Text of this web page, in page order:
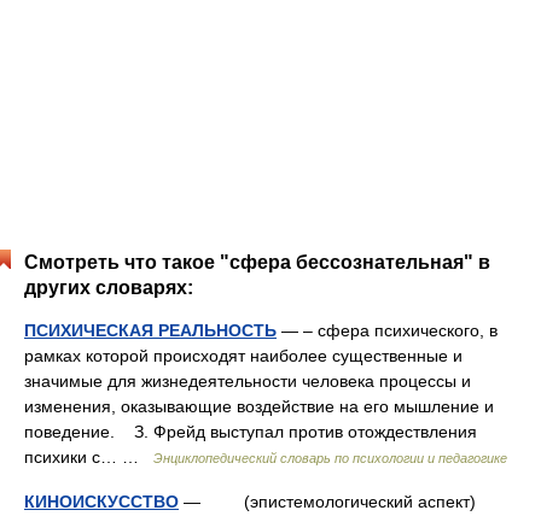
Смотреть что такое "сфера бессознательная" в
других словарях:
ПСИХИЧЕСКАЯ РЕАЛЬНОСТЬ — – сфера психического, в
рамках которой происходят наиболее существенные и
значимые для жизнедеятельности человека процессы и
изменения, оказывающие воздействие на его мышление и
поведение. З. Фрейд выступал против отождествления
психики с… …
Энциклопедический словарь по психологии и педагогике
КИНОИСКУССТВО — (эпистемологический аспект)